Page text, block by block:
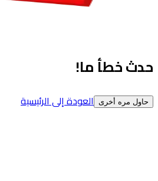
حدث خطأ ما!
حاول مره أخرى العودة إلى الرئيسية